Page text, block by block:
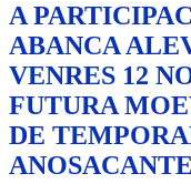
A
ABANCA
VENRES 12
FUTURA
DE